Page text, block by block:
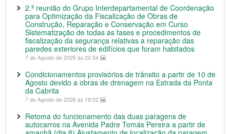
2.ª reunião do Grupo Interdepartamental de Coordenação
para Optimização da Fiscalização de Obras de
Construção, Reparação e Conservação em Curso
Sistematização de todas as fases e procedimentos de
fiscalização da segurança relativas a reparação das
paredes exteriores de edifícios que foram habitados
7 de Agosto de 2026 às 20:34
Condicionamentos provisórios de trânsito a partir de 10 de
Agosto devido a obras de drenagem na Estrada da Ponta
da Cabrita
7 de Agosto de 2026 às 19:02
Retoma do funcionamento das duas paragens de
autocarros na Avenida Padre Tomás Pereira a partir de